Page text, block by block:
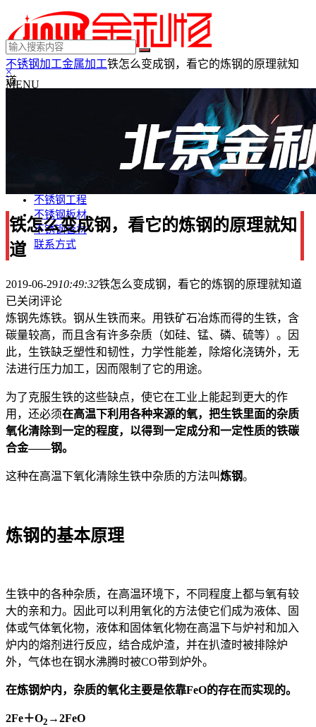
×
MENU
不锈钢踢脚线
不锈钢电梯门套
不锈钢工程
不锈钢板材
不锈钢管材
联系方式
不锈钢加工金属加工铁怎么变成钢，看它的炼钢的原理就知
道
铁怎么变成钢，看它的炼钢的原理就知
道
2019-06-2910:49:32铁怎么变成钢，看它的炼钢的原理就知道
已关闭评论
炼钢先炼铁。钢从生铁而来。用铁矿石冶炼而得的生铁，含
碳量较高，而且含有许多杂质（如硅、锰、磷、硫等）。因
此，生铁缺乏塑性和韧性，力学性能差，除熔化浇铸外，无
法进行压力加工，因而限制了它的用途。
为了克服生铁的这些缺点，使它在工业上能起到更大的作
用，还必须在高温下利用各种来源的氧，把生铁里面的杂质
氧化清除到一定的程度，以得到一定成分和一定性质的铁碳
合金——钢。
这种在高温下氧化清除生铁中杂质的方法叫炼钢。
炼钢的基本原理
生铁中的各种杂质，在高温环境下，不同程度上都与氧有较
大的亲和力。因此可以利用氧化的方法使它们成为液体、固
体或气体氧化物，液体和固体氧化物在高温下与炉衬和加入
炉内的熔剂进行反应，结合成炉渣，并在扒渣时被排除炉
外，气体也在钢水沸腾时被CO带到炉外。
在炼钢炉内，杂质的氧化主要是依靠FeO的存在而实现的。
2Fe＋O2 →2FeO